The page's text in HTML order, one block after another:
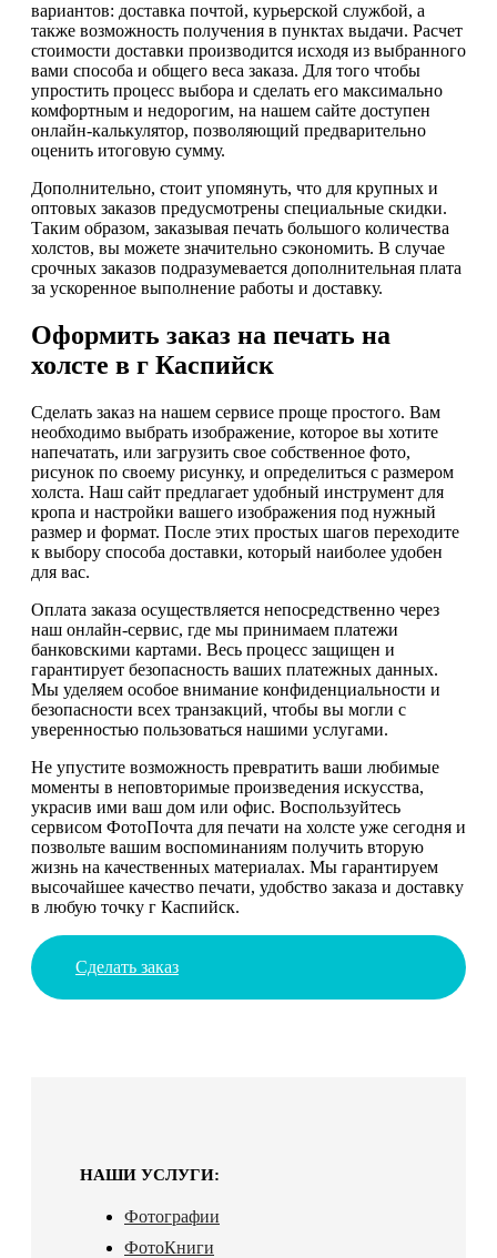
вариантов: доставка почтой, курьерской службой, а
также возможность получения в пунктах выдачи. Расчет
стоимости доставки производится исходя из выбранного
вами способа и общего веса заказа. Для того чтобы
упростить процесс выбора и сделать его максимально
комфортным и недорогим, на нашем сайте доступен
онлайн-калькулятор, позволяющий предварительно
оценить итоговую сумму.
Дополнительно, стоит упомянуть, что для крупных и
оптовых заказов предусмотрены специальные скидки.
Таким образом, заказывая печать большого количества
холстов, вы можете значительно сэкономить. В случае
срочных заказов подразумевается дополнительная плата
за ускоренное выполнение работы и доставку.
Оформить заказ на печать на
холсте в г Каспийск
Сделать заказ на нашем сервисе проще простого. Вам
необходимо выбрать изображение, которое вы хотите
напечатать, или загрузить свое собственное фото,
рисунок по своему рисунку, и определиться с размером
холста. Наш сайт предлагает удобный инструмент для
кропа и настройки вашего изображения под нужный
размер и формат. После этих простых шагов переходите
к выбору способа доставки, который наиболее удобен
для вас.
Оплата заказа осуществляется непосредственно через
наш онлайн-сервис, где мы принимаем платежи
банковскими картами. Весь процесс защищен и
гарантирует безопасность ваших платежных данных.
Мы уделяем особое внимание конфиденциальности и
безопасности всех транзакций, чтобы вы могли с
уверенностью пользоваться нашими услугами.
Не упустите возможность превратить ваши любимые
моменты в неповторимые произведения искусства,
украсив ими ваш дом или офис. Воспользуйтесь
сервисом ФотоПочта для печати на холсте уже сегодня и
позвольте вашим воспоминаниям получить вторую
жизнь на качественных материалах. Мы гарантируем
высочайшее качество печати, удобство заказа и доставку
в любую точку г Каспийск.
Сделать заказ
НАШИ УСЛУГИ:
Фотографии
ФотоКниги